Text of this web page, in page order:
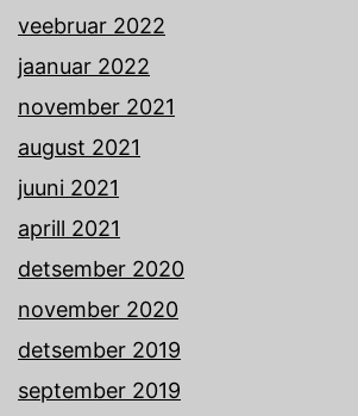
veebruar 2022
jaanuar 2022
november 2021
august 2021
juuni 2021
aprill 2021
detsember 2020
november 2020
detsember 2019
september 2019